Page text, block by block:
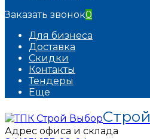
Заказать звонок0
Для бизнеса
Доставка
Скидки
Контакты
Тендеры
Еще
Строй
Адрес офиса и склада